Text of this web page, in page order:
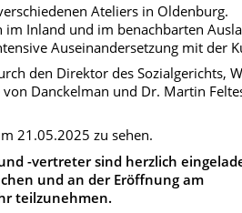
Ateliers in Oldenburg.
im Inland und im benachbarten
Auseinandersetzung mit der
den Direktor des Sozialgerichts,
Danckelman und Dr. Martin
21.05.2025 zu sehen.
-vertreter sind herzlich
und an der Eröffnung am
teilzunehmen.